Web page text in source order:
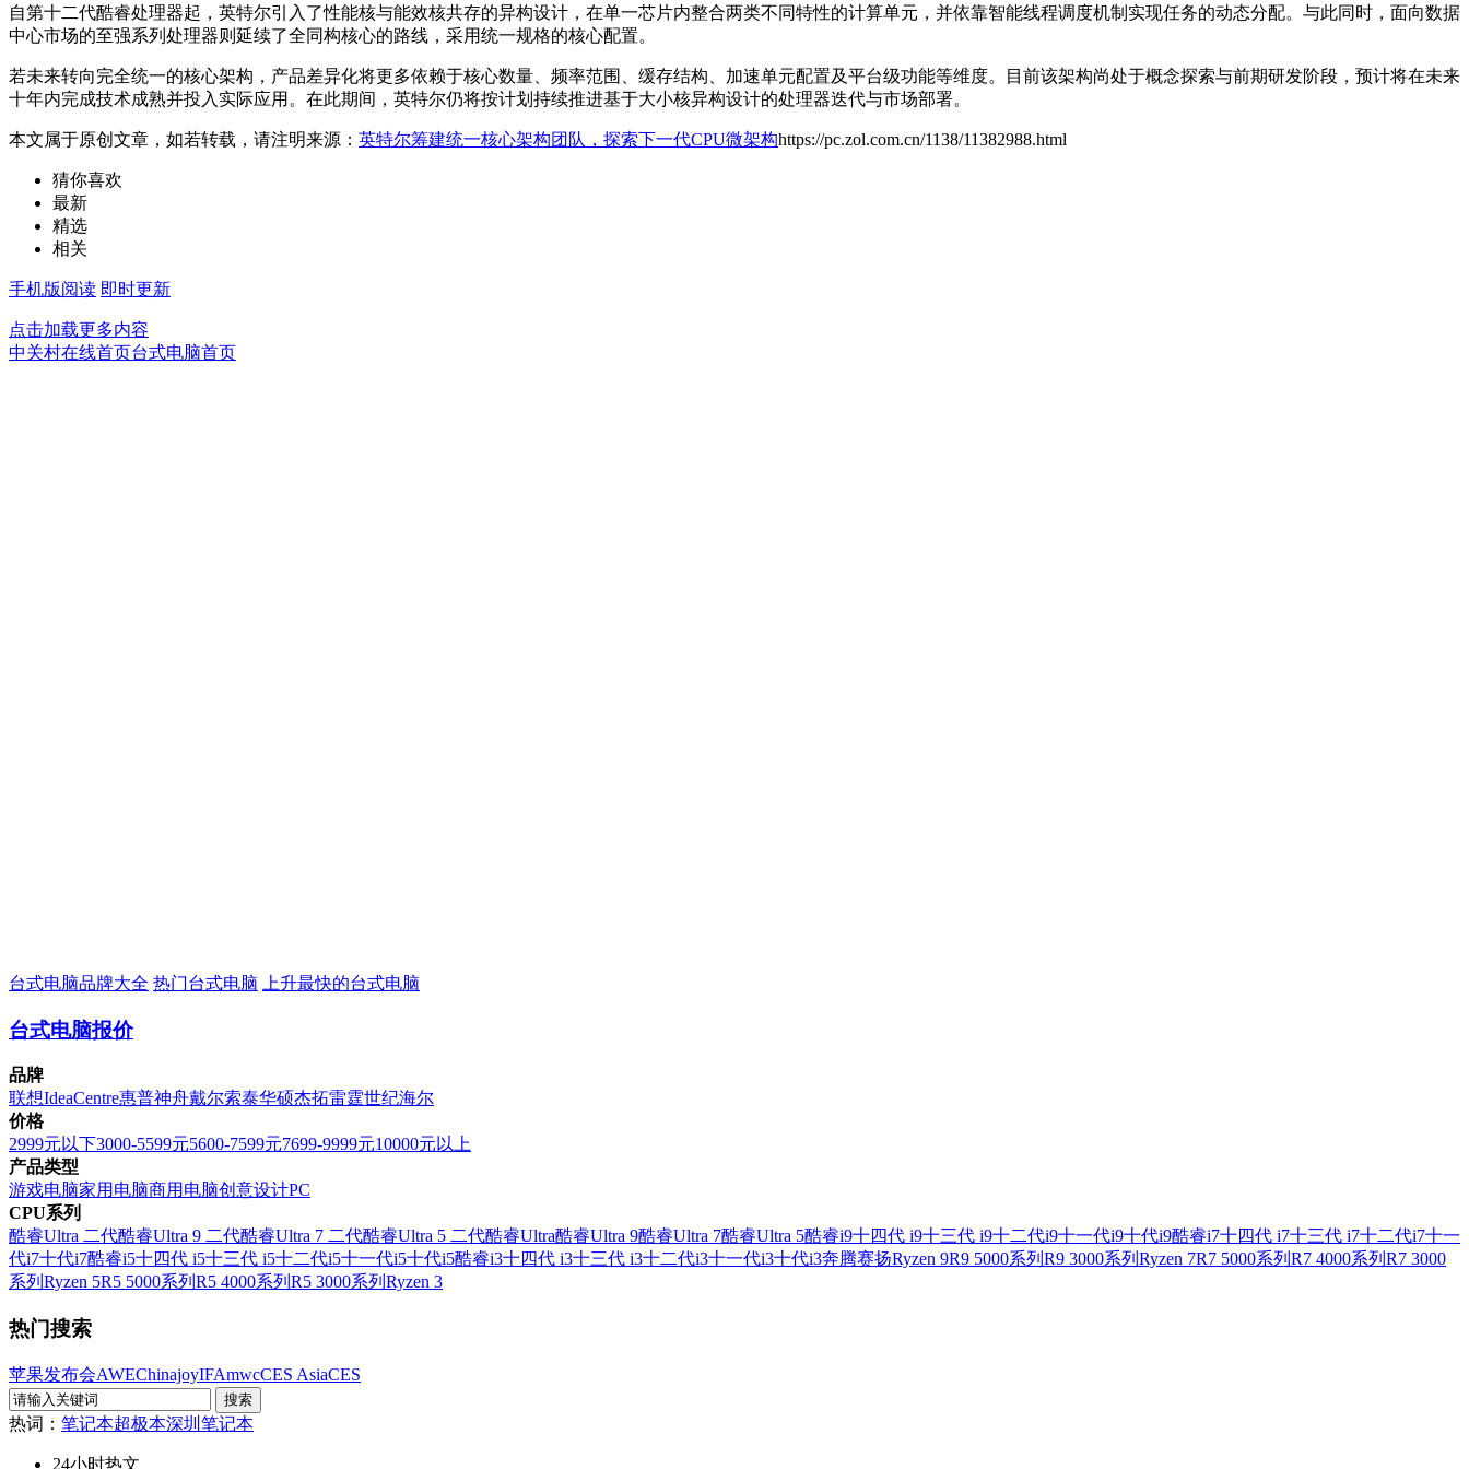
自第十二代酷睿处理器起，英特尔引入了性能核与能效核共存的异构设计，在单一芯片内整合两类不同特性的计算单元，并依靠智能线程调度机制实现任务的动态分配。与此同时，面向数据
中心市场的至强系列处理器则延续了全同构核心的路线，采用统一规格的核心配置。
若未来转向完全统一的核心架构，产品差异化将更多依赖于核心数量、频率范围、缓存结构、加速单元配置及平台级功能等维度。目前该架构尚处于概念探索与前期研发阶段，预计将在未来
十年内完成技术成熟并投入实际应用。在此期间，英特尔仍将按计划持续推进基于大小核异构设计的处理器迭代与市场部署。
本文属于原创文章，如若转载，请注明来源： 英特尔筹建统一核心架构团队，探索下一代CPU微架构https://pc.zol.com.cn/1138/11382988.html
猜你喜欢
最新
精选
相关
手机版阅读 即时更新
点击加载更多内容
中关村在线首页台式电脑首页
台式电脑品牌大全 热门台式电脑 上升最快的台式电脑
台式电脑报价
品牌
联想IdeaCentre惠普神舟戴尔索泰华硕杰拓雷霆世纪海尔
价格
2999元以下3000-5599元5600-7599元7699-9999元10000元以上
产品类型
游戏电脑家用电脑商用电脑创意设计PC
CPU系列
酷睿Ultra 二代酷睿Ultra 9 二代酷睿Ultra 7 二代酷睿Ultra 5 二代酷睿Ultra酷睿Ultra 9酷睿Ultra 7酷睿Ultra 5酷睿i9十四代 i9十三代 i9十二代i9十一代i9十代i9酷睿i7十四代 i7十三代 i7十二代i7十一
代i7十代i7酷睿i5十四代 i5十三代 i5十二代i5十一代i5十代i5酷睿i3十四代 i3十三代 i3十二代i3十一代i3十代i3奔腾赛扬Ryzen 9R9 5000系列 R9 3000系列 Ryzen 7R7 5000系列 R7 4000系列 R7 3000
系列 Ryzen 5R5 5000系列 R5 4000系列 R5 3000系列 Ryzen 3
热门搜索
苹果发布会AWEChinajoyIFAmwcCES AsiaCES
热词： 笔记本超极本深圳笔记本
24小时热文